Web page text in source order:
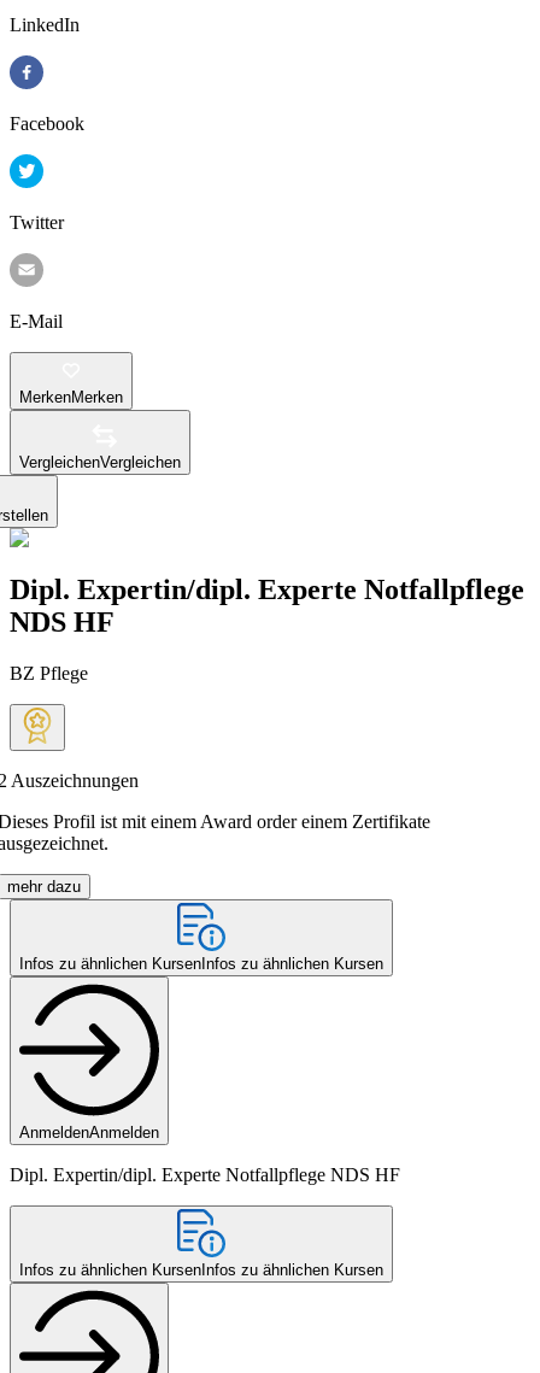
LinkedIn
Facebook
Twitter
E-Mail
MerkenMerken
VergleichenVergleichen
Dipl. Expertin/dipl. Experte Notfallpflege
NDS HF
BZ Pflege
Auszeichnungen
Profil ist mit einem Award order einem Zertifikate
mehr dazu
Infos zu ähnlichen Kursen Infos zu ähnlichen Kursen
AnmeldenAnmelden
Dipl. Expertin/dipl. Experte Notfallpflege NDS HF
Infos zu ähnlichen Kursen Infos zu ähnlichen Kursen